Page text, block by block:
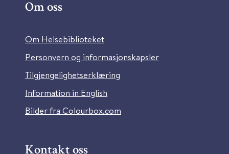
Om oss
Om Helsebiblioteket
Personvern og informasjonskapsler
Tilgjengelighetserklæring
Information in English
Bilder fra Colourbox.com
Kontakt oss